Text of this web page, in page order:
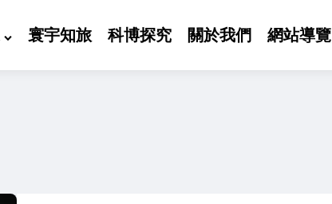
寰宇知旅 科博探究 關於我們 網站導覽